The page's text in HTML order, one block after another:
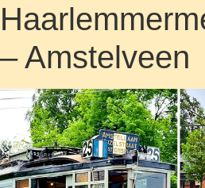
– Amstelveen